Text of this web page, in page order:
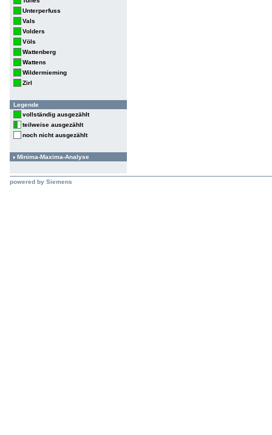
Unterperfuss
Vals
Volders
Völs
Wattenberg
Wattens
Wildermieming
Zirl
Legende
vollständig ausgezählt
teilweise ausgezählt
noch nicht ausgezählt
Minima-Maxima-Analyse
powered by Siemens